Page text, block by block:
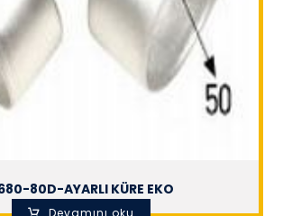
80D-AYARLI KÜRE EKO